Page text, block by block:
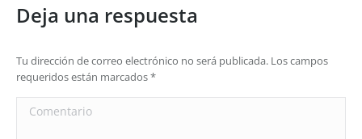
Deja una respuesta
Tu dirección de correo electrónico no será publicada. Los campos
requeridos están marcados*
Comentario